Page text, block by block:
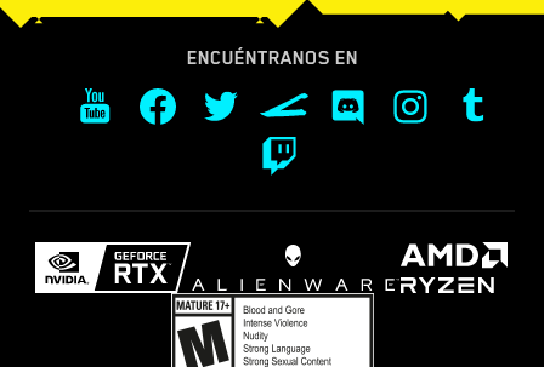
ENCUÉNTRANOS EN